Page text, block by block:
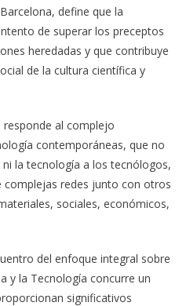
define que la
de superar los preceptos
heredadas y que contribuye
de la cultura científica y
al complejo
contemporáneas, que no
la tecnología a los tecnólogos,
redes junto con otros
sociales, económicos,
del enfoque integral sobre
y la Tecnología concurre un
significativos